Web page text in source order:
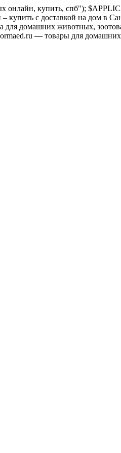
онлайн, купить, спб");
с доставкой на дом в
домашних животных,
— товары для